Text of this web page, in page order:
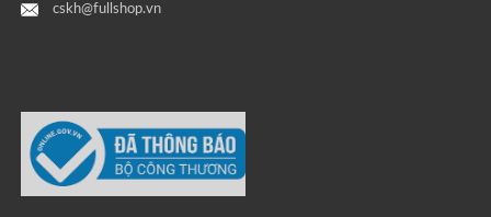
cskh@fullshop.vn